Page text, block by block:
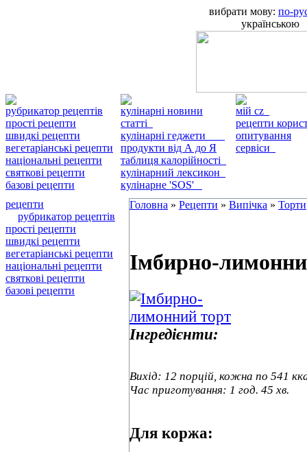
вибрати мову: по-
українською
рубрикатор рецептів
прості рецепти
швидкі рецепти
вегетаріанські рецепти
національні рецепти
святкові рецепти
базові рецепти
кулінарні новини
статті
кулінарні геджети
продукти від А до Я
таблиця калорійності
кулінарний лексикон
кулінарне 'SOS'
мій cz
рецепти
опитування
сервіси
рецепти
рубрикатор рецептів
прості рецепти
швидкі рецепти
вегетаріанські рецепти
національні рецепти
святкові рецепти
базові рецепти
Головна » Рецепти » Випічка » Торти
Імбирно-
Інгредієнти:
Вихід: 12 порцій, кожна по 541
Час приготування: 1 год. 45 хв.
Для коржа: